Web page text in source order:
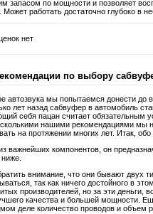
запасом по мощности и позволяет
Может работать достаточно глубоко в
нет
по выбору
автозвука мы попытаемся донести до
лет назад сабвуфер в автомобиль
себя пацан считает обязательным
нашими рекомендациями мы
на протяжении многих лет. Итак, обо
важнейших компонентов, он
внимание, что они бывают двух
так как ничего достойного в
производителей, но за эти деньги,
качества и большей мощности.
деле количество проводов и объем